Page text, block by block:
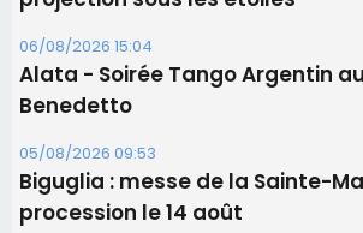
09/08/2026 11:04
Festa di l’Associi Curtinesi le 13
06/08/2026 15:57
Ucciani – Marché des
11 août
06/08/2026 15:25